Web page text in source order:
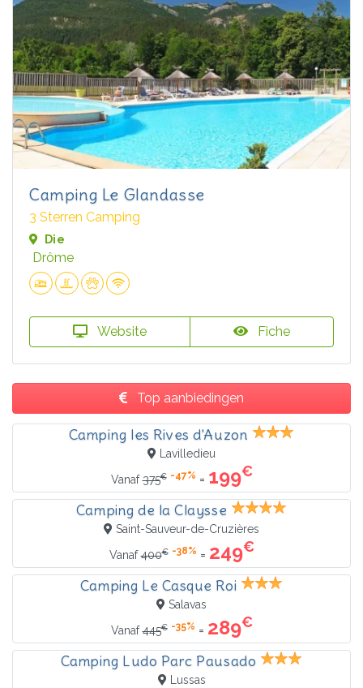
Camping Le Glandasse
3 Sterren Camping
Die
Drôme
Website Fiche
Top aanbiedingen
Camping les Rives d'Auzon
Lavilledieu
Vanaf375€ -47% = 199€
Camping de la Claysse
Saint-Sauveur-de-Cruzières
Vanaf400€ -38% = 249€
Camping Le Casque Roi
Salavas
Vanaf445€ -35% = 289€
Camping Ludo Parc Pausado
Lussas